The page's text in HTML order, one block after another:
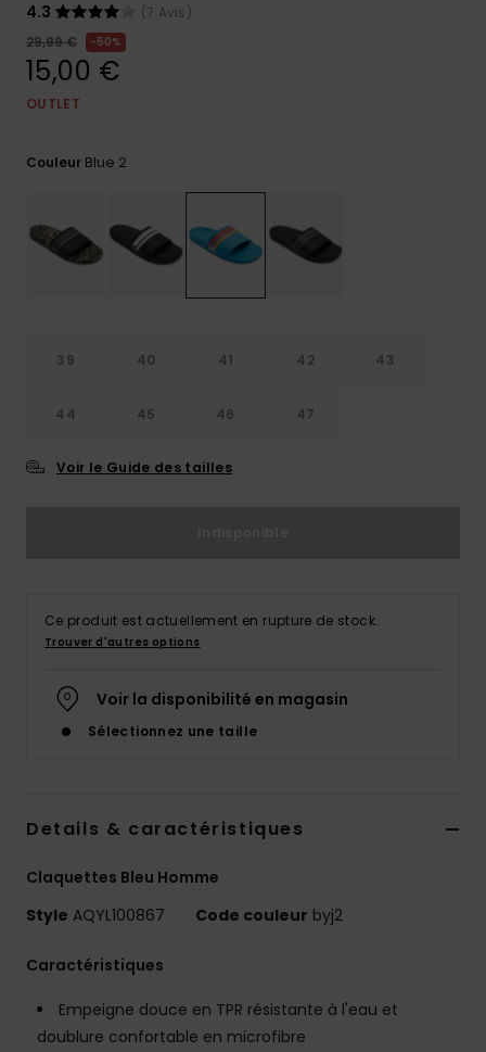
Démarrer
formulaire
de
4.3
(7 Avis)
29,99 €
50%
15,00 €
OUTLET
Couleur Blue 2
39 40 41 42 43
44 45 46 47
Voir le Guide des tailles
Ce produit est actuellement en rupture de stock.
Trouver d'autres options
Voir la disponibilité en magasin
Sélectionnez une taille
Details & caractéristiques
Claquettes Bleu Homme
Style AQYL100867 Code couleur byj2
Caractéristiques
Empeigne douce en TPR résistante à l'eau et
doublure confortable en microfibre